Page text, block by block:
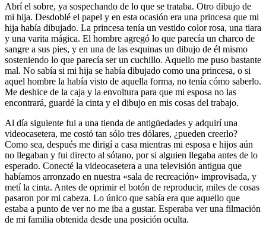
Abrí el sobre, ya sospechando de lo que se trataba. Otro dibujo de
mi hija. Desdoblé el papel y en esta ocasión era una princesa que mi
hija había dibujado. La princesa tenía un vestido color rosa, una tiara
y una varita mágica. El hombre agregó lo que parecía un charco de
sangre a sus pies, y en una de las esquinas un dibujo de él mismo
sosteniendo lo que parecía ser un cuchillo. Aquello me puso bastante
mal. No sabía si mi hija se había dibujado como una princesa, o si
aquel hombre la había visto de aquella forma, no tenía cómo saberlo.
Me deshice de la caja y la envoltura para que mi esposa no las
encontrará, guardé la cinta y el dibujo en mis cosas del trabajo.
Al día siguiente fui a una tienda de antigüedades y adquirí una
videocasetera, me costó tan sólo tres dólares, ¿pueden creerlo?
Como sea, después me dirigí a casa mientras mi esposa e hijos aún
no llegaban y fui directo al sótano, por si alguien llegaba antes de lo
esperado. Conecté la videocasetera a una televisión antigua que
habíamos arronzado en nuestra «sala de recreación» improvisada, y
metí la cinta. Antes de oprimir el botón de reproducir, miles de cosas
pasaron por mi cabeza. Lo único que sabía era que aquello que
estaba a punto de ver no me iba a gustar. Esperaba ver una filmación
de mi familia obtenida desde una posición oculta.